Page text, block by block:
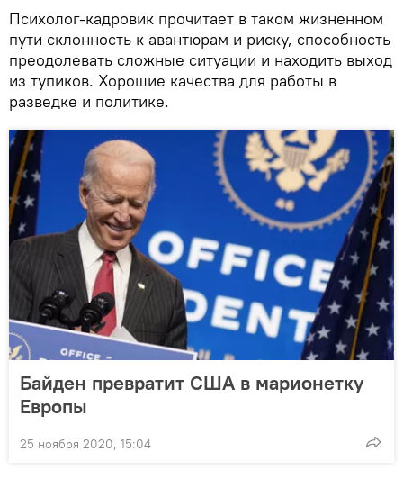
Психолог-кадровик прочитает в таком жизненном
пути склонность к авантюрам и риску, способность
преодолевать сложные ситуации и находить выход
из тупиков. Хорошие качества для работы в
разведке и политике.
Байден превратит США в марионетку
Европы
25 ноября 2020, 15:04